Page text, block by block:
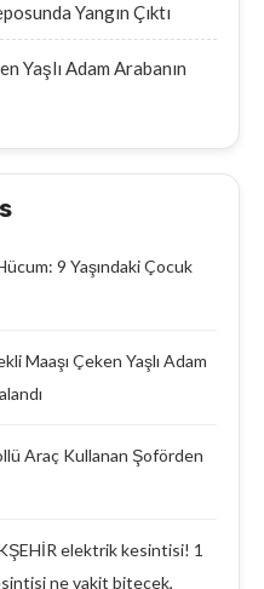
Yangın Çıktı
Yaşlı Adam Arabanın
9 Yaşındaki Çocuk
Maaşı Çeken Yaşlı Adam
Araç Kullanan Şoförden
elektrik kesintisi! 1
ne vakit bitecek,